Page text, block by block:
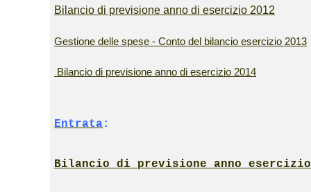
Bilancio di previsione anno di esercizio 2012
Gestione delle spese - Conto del bilancio esercizio 2013
Bilancio di previsione anno di esercizio 2014
Entrata:
Bilancio di previsione anno esercizio